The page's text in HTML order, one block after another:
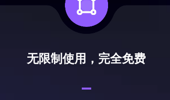
无限制使用，完全免费